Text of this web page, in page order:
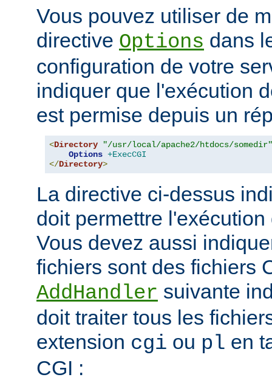
Vous pouvez utiliser de
directive Options dans
configuration de votre
indiquer que l'exécution
est permise depuis un
<Directory
"/usr/local/apache2/htdocs/somedir"
Options +ExecCGI
</Directory>
La directive ci-dessus
doit permettre
Vous devez aussi
fichiers sont des fichiers
AddHandler suivante
doit traiter tous les
extension cgi ou pl en
CGI :